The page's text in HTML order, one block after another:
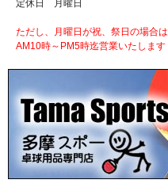
定休日 月曜日
ただし、月曜日が祝、祭日の場合は
AM10時～PM5時迄営業いたします